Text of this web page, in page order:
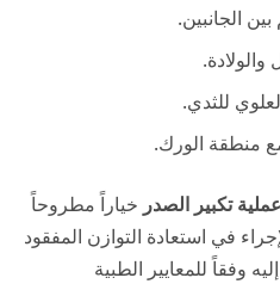
الجانبين.
للثدي.
منطقة الورك.
عملية تكبير الصدر خياراً مطروحاً
في استعادة التوازن المفقود
وفقاً للمعايير الطبية